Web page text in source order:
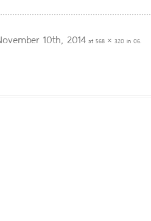
10th, 2014 at 568 × 320 in 06.